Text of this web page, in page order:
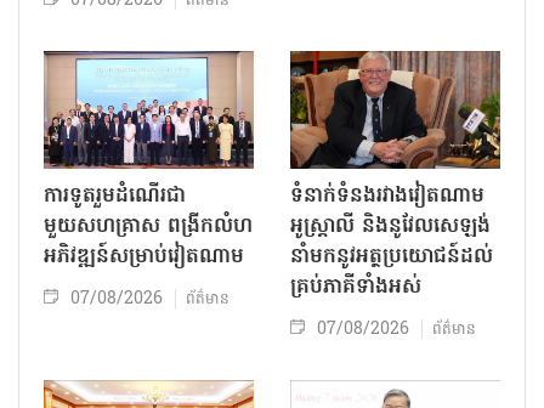
ការទូតរួមដំណើរជា
មួយសហគ្រាស ពង្រីកលំហ
អភិវឌ្ឍន៍សម្រាប់វៀតណាម
07/08/2026 ព័ត៌មាន
ទំនាក់ទំនងរវាងវៀតណាម
អូស្ត្រាលី និងនូវែលសេឡង់
នាំមកនូវអត្ថប្រយោជន៍ដល់
គ្រប់ភាគីទាំងអស់
07/08/2026 ព័ត៌មាន